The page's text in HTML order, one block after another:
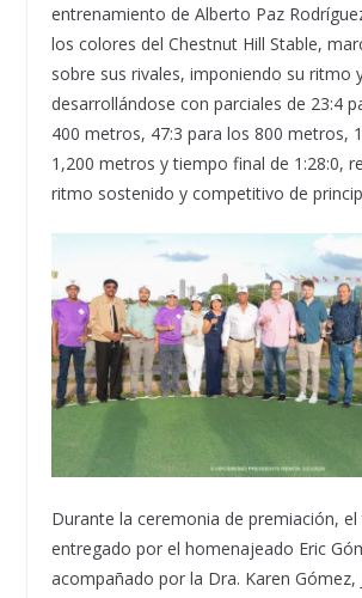
entrenamiento de Alberto Paz
los colores del Chestnut Hill Stable,
sobre sus rivales, imponiendo su ritmo
desarrollándose con parciales de 23:4
400 metros, 47:3 para los 800 metros,
1,200 metros y tiempo final de 1:28:0,
ritmo sostenido y competitivo de
Durante la ceremonia de premiación,
entregado por el homenajeado Eric
acompañado por la Dra. Karen Gómez,